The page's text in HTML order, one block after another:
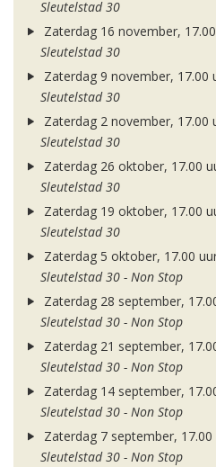
Sleutelstad 30
Zaterdag 16 november,
Sleutelstad 30
Zaterdag 9 november, 17.00
Sleutelstad 30
Zaterdag 2 november, 17.00
Sleutelstad 30
Zaterdag 26 oktober, 17.00
Sleutelstad 30
Zaterdag 19 oktober, 17.00
Sleutelstad 30
Zaterdag 5 oktober, 17.00
Sleutelstad 30 - Non Stop
Zaterdag 28 september,
Sleutelstad 30 - Non Stop
Zaterdag 21 september,
Sleutelstad 30 - Non Stop
Zaterdag 14 september,
Sleutelstad 30 - Non Stop
Zaterdag 7 september, 17.00
Sleutelstad 30 - Non Stop